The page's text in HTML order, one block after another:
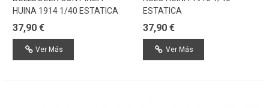
HUINA 1914 1/40 ESTATICA
37,90 €
Ver Más
ESTATICA
37,90 €
Ver Más